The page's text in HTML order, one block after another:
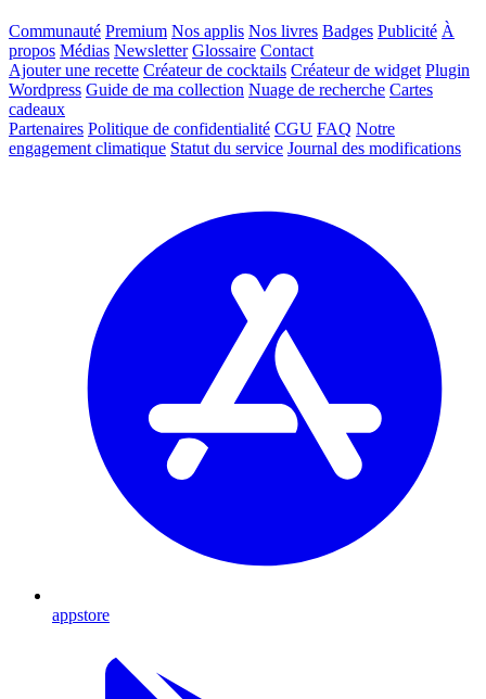
Communauté Premium Nos applis Nos livres Badges Publicité À
propos Médias Newsletter Glossaire Contact
Ajouter une recette Créateur de cocktails Créateur de widget Plugin
Wordpress Guide de ma collection Nuage de recherche Cartes
cadeaux
Partenaires Politique de confidentialité CGU FAQ Notre
engagement climatique Statut du service Journal des modifications
appstore